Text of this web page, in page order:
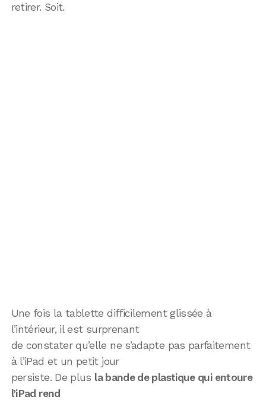
retirer. Soit.
Une fois la tablette difficilement glissée à
l’intérieur, il est surprenant
de constater qu’elle ne s’adapte pas parfaitement
à l’iPad et un petit jour
persiste. De plus la bande de plastique qui entoure
l’iPad rend